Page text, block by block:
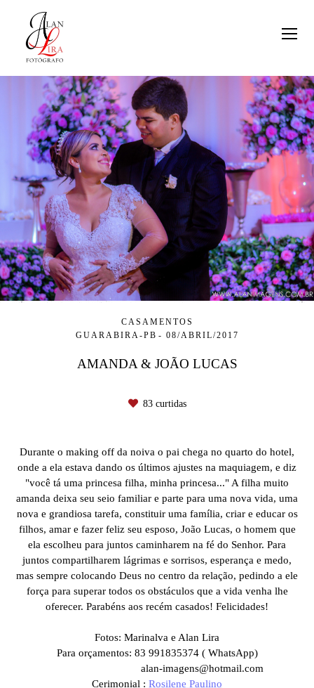
CASAMENTOS
GUARABIRA-PB
08/ABRIL/2017
AMANDA & JOÃO LUCAS
83curtidas
Durante o making off da noiva o pai chega no quarto do hotel,
onde a ela estava dando os últimos ajustes na maquiagem, e diz
"você tá uma princesa filha, minha princesa..." A filha muito
amanda deixa seu seio familiar e parte para uma nova vida, uma
nova e grandiosa tarefa, constituir uma família, criar e educar os
filhos, amar e fazer feliz seu esposo, João Lucas, o homem que
ela escolheu para juntos caminharem na fé do Senhor. Para
juntos compartilharem lágrimas e sorrisos, esperança e medo,
mas sempre colocando Deus no centro da relação, pedindo a ele
força para superar todos os obstáculos que a vida venha lhe
oferecer. Parabéns aos recém casados! Felicidades!
Fotos: Marinalva e Alan Lira
Para orçamentos: 83 991835374 ( WhatsApp)
alan-imagens@hotmail.com
Cerimonial : Rosilene Paulino